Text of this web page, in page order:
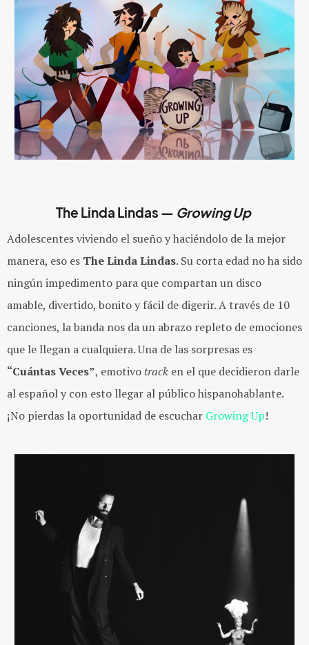
The Linda Lindas — Growing Up
Adolescentes viviendo el sueño y haciéndolo de la mejor
manera, eso es The Linda Lindas. Su corta edad no ha sido
ningún impedimento para que compartan un disco
amable, divertido, bonito y fácil de digerir. A través de 10
canciones, la banda nos da un abrazo repleto de emociones
que le llegan a cualquiera. Una de las sorpresas es
“Cuántas Veces”, emotivo track en el que decidieron darle
al español y con esto llegar al público hispanohablante.
¡No pierdas la oportunidad de escuchar Growing Up!